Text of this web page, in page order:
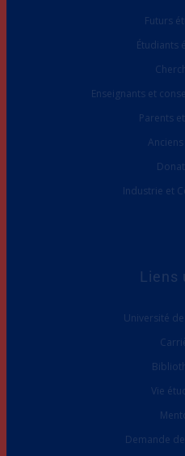
Futurs
Étudiants
Enseignants et
Parents
Industrie et
Liens
Université
Vie
Demande